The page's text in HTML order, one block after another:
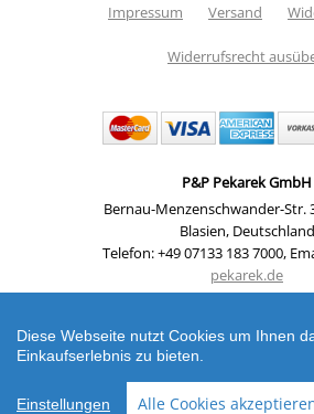
Impressum Versand
Widerrufsrecht
P&P Pekarek GmbH
Bernau-Menzenschwander-Str.
Blasien, Deutschland
Telefon: +49 07133 183 7000,
pekarek.de
Delta 40 Zahlenschloss Delta 40 - Code
(Vorhängeschloss) |
Diese Webseite nutzt Cookies um Ihnen
Einkaufserlebnis zu bieten.
Einstellungen Alle Cookies